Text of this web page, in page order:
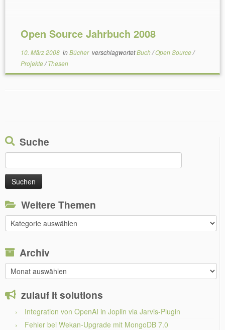
Open Source Jahrbuch 2008
10. März 2008inBücher verschlagwortetBuch/Open Source/
Projekte/Thesen
Suche
nach:
Weitere Themen
Weitere
Themen
Archiv
Archiv
zulauf it solutions
Integration von OpenAI in Joplin via Jarvis-Plugin
Fehler bei Wekan-Upgrade mit MongoDB 7.0